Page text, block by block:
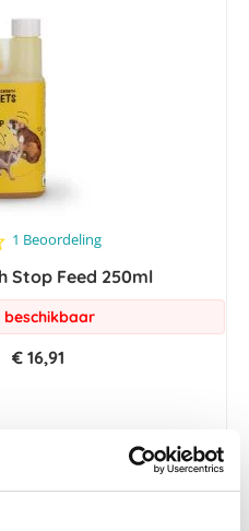
4.0
rating
1 Beoordeling
Stop Feed 250ml
beschikbaar
€ 16,91